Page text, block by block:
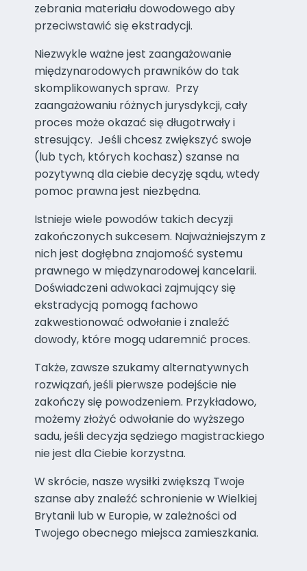
zebrania materiału dowodowego aby
przeciwstawić się ekstradycji.
Niezwykle ważne jest zaangażowanie
międzynarodowych prawników do tak
skomplikowanych spraw. Przy
zaangażowaniu różnych jurysdykcji, cały
proces może okazać się długotrwały i
stresujący. Jeśli chcesz zwiększyć swoje
(lub tych, których kochasz) szanse na
pozytywną dla ciebie decyzję sądu, wtedy
pomoc prawna jest niezbędna.
Istnieje wiele powodów takich decyzji
zakończonych sukcesem. Najważniejszym z
nich jest dogłębna znajomość systemu
prawnego w międzynarodowej kancelarii.
Doświadczeni adwokaci zajmujący się
ekstradycją pomogą fachowo
zakwestionować odwołanie i znaleźć
dowody, które mogą udaremnić proces.
Także, zawsze szukamy alternatywnych
rozwiązań, jeśli pierwsze podejście nie
zakończy się powodzeniem. Przykładowo,
możemy złożyć odwołanie do wyższego
sadu, jeśli decyzja sędziego magistrackiego
nie jest dla Ciebie korzystna.
W skrócie, nasze wysiłki zwiększą Twoje
szanse aby znaleźć schronienie w Wielkiej
Brytanii lub w Europie, w zależności od
Twojego obecnego miejsca zamieszkania.